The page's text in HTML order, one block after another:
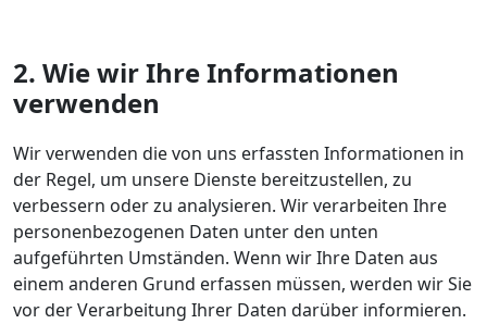
2. Wie wir Ihre Informationen
verwenden
Wir verwenden die von uns erfassten Informationen in
der Regel, um unsere Dienste bereitzustellen, zu
verbessern oder zu analysieren. Wir verarbeiten Ihre
personenbezogenen Daten unter den unten
aufgeführten Umständen. Wenn wir Ihre Daten aus
einem anderen Grund erfassen müssen, werden wir Sie
vor der Verarbeitung Ihrer Daten darüber informieren.